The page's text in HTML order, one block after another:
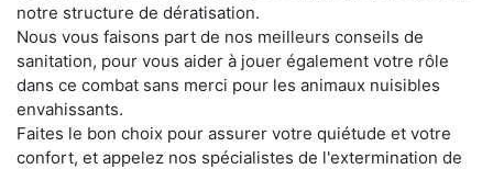
notre structure de dératisation.
Nous vous faisons part de nos meilleurs conseils de
sanitation, pour vous aider à jouer également votre rôle
dans ce combat sans merci pour les animaux nuisibles
envahissants.
Faites le bon choix pour assurer votre quiétude et votre
confort, et appelez nos spécialistes de l'extermination de